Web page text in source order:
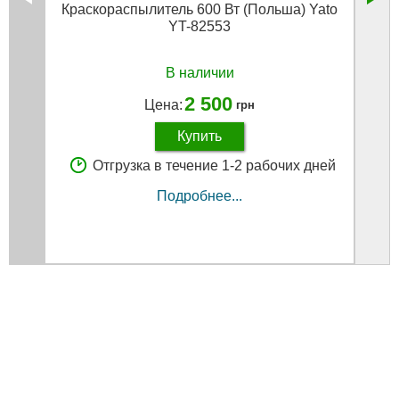
Краскораспылитель 600 Вт (Польша) Yato
YT-82553
В наличии
Цена:2 500 грн
Купить
Отгрузка в течение 1-2 рабочих дней
Подробнее...